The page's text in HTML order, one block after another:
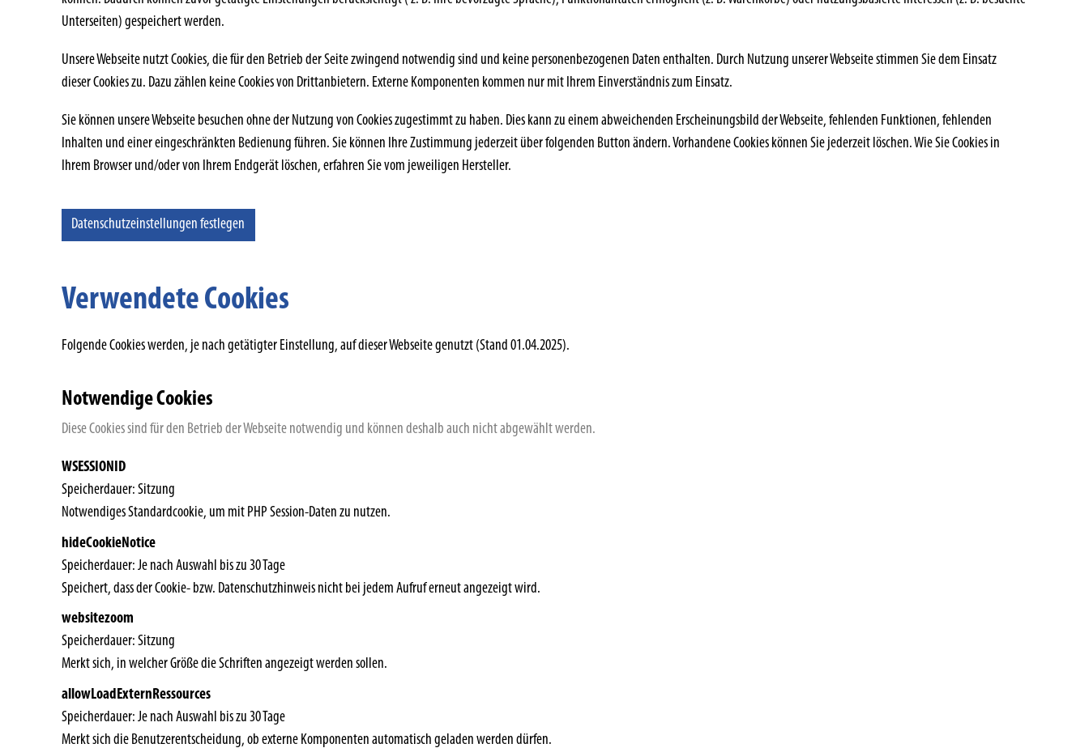
Unterseiten) gespeichert werden.
Unsere Webseite nutzt Cookies, die für den Betrieb der Seite zwingend notwendig sind und keine personenbezogenen Daten enthalten. Durch Nutzung unserer Webseite stimmen Sie dem Einsatz
dieser Cookies zu. Dazu zählen keine Cookies von Drittanbietern. Externe Komponenten kommen nur mit Ihrem Einverständnis zum Einsatz.
Sie können unsere Webseite besuchen ohne der Nutzung von Cookies zugestimmt zu haben. Dies kann zu einem abweichenden Erscheinungsbild der Webseite, fehlenden Funktionen, fehlenden
Inhalten und einer eingeschränkten Bedienung führen. Sie können Ihre Zustimmung jederzeit über folgenden Button ändern. Vorhandene Cookies können Sie jederzeit löschen. Wie Sie Cookies in
Ihrem Browser und/oder von Ihrem Endgerät löschen, erfahren Sie vom jeweiligen Hersteller.
Datenschutzeinstellungen festlegen
Verwendete Cookies
Folgende Cookies werden, je nach getätigter Einstellung, auf dieser Webseite genutzt (Stand 01.04.2025).
Notwendige Cookies
Diese Cookies sind für den Betrieb der Webseite notwendig und können deshalb auch nicht abgewählt werden.
WSESSIONID
Speicherdauer Sitzung
Notwendiges Standardcookie, um mit PHP Session-Daten zu nutzen.
hideCookieNotice
Speicherdauer Je nach Auswahl bis zu 30 Tage
Speichert, dass der Cookie- bzw. Datenschutzhinweis nicht bei jedem Aufruf erneut angezeigt wird.
websitezoom
Speicherdauer Sitzung
Merkt sich, in welcher Größe die Schriften angezeigt werden sollen.
allowLoadExternRessources
Speicherdauer Je nach Auswahl bis zu 30 Tage
Merkt sich die Benutzerentscheidung, ob externe Komponenten automatisch geladen werden dürfen.